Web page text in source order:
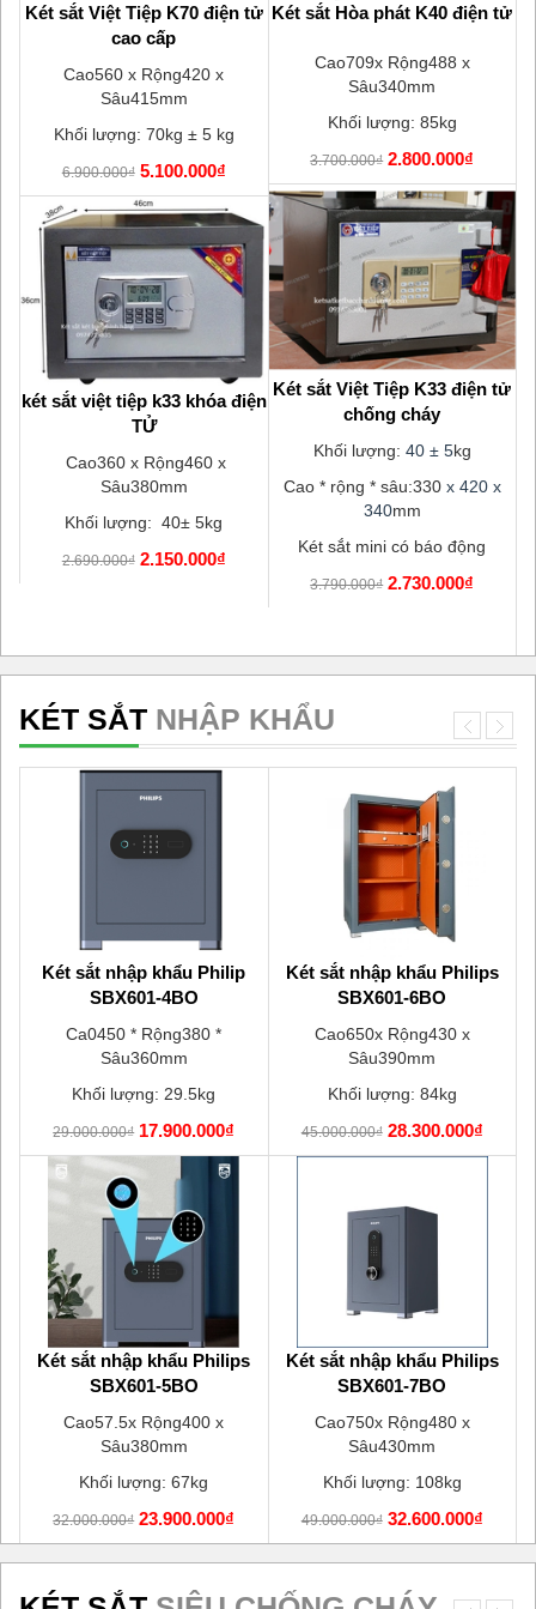
Két sắt Việt Tiệp K70 điện tử
cao cấp
Cao560 x Rộng420 x
Sâu415mm
Khối lượng: 70kg ± 5 kg
6.900.000₫ 5.100.000₫
két sắt việt tiệp k33 khóa điện
TỬ
Cao360 x Rộng460 x
Sâu380mm
Khối lượng: 40± 5kg
2.690.000₫ 2.150.000₫
Két sắt Hòa phát K40 điện tử
Cao709x Rộng488 x
Sâu340mm
Khối lượng: 85kg
3.700.000₫ 2.800.000₫
Két sắt Việt Tiệp K33 điện tử
chống cháy
Khối lượng: 40 ± 5kg
Cao * rộng * sâu:330x 420 x
340mm
Két sắt mini có báo động
3.790.000₫ 2.730.000₫
KÉT SẮT NHẬP KHẨU
Két sắt nhập khẩu Philip
SBX601-4BO
Ca0450 * Rộng380 *
Sâu360mm
Khối lượng: 29.5kg
29.000.000₫ 17.900.000₫
Két sắt nhập khẩu Philips
SBX601-5BO
Cao57.5x Rộng400 x
Sâu380mm
Khối lượng: 67kg
32.000.000₫ 23.900.000₫
Két sắt nhập khẩu Philips
SBX601-6BO
Cao650x Rộng430 x
Sâu390mm
Khối lượng: 84kg
45.000.000₫ 28.300.000₫
Két sắt nhập khẩu Philips
SBX601-7BO
Cao750x Rộng480 x
Sâu430mm
Khối lượng: 108kg
49.000.000₫ 32.600.000₫